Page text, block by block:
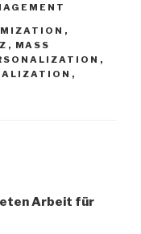
,
, MASS
,
,
Arbeit für